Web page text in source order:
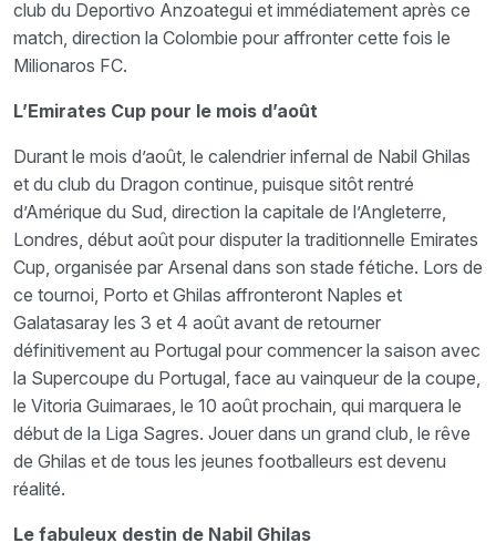
club du Deportivo Anzoategui et immédiatement après ce
match, direction la Colombie pour affronter cette fois le
Milionaros FC.
L’Emirates Cup pour le mois d’août
Durant le mois d’août, le calendrier infernal de Nabil Ghilas
et du club du Dragon continue, puisque sitôt rentré
d’Amérique du Sud, direction la capitale de l’Angleterre,
Londres, début août pour disputer la traditionnelle Emirates
Cup, organisée par Arsenal dans son stade fétiche. Lors de
ce tournoi, Porto et Ghilas affronteront Naples et
Galatasaray les 3 et 4 août avant de retourner
définitivement au Portugal pour commencer la saison avec
la Supercoupe du Portugal, face au vainqueur de la coupe,
le Vitoria Guimaraes, le 10 août prochain, qui marquera le
début de la Liga Sagres. Jouer dans un grand club, le rêve
de Ghilas et de tous les jeunes footballeurs est devenu
réalité.
Le fabuleux destin de Nabil Ghilas